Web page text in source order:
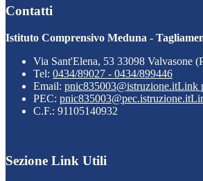
Contatti
Istituto Comprensivo Meduna -
Via Sant'Elena, 53 33098 Valvasone
Tel: 0434/89027 - 0434/899446
Email: pnic835003@istruzione.itLink
PEC: pnic835003@pec.istruzione.it
C.F.: 91105140932
Sezione Link Utili